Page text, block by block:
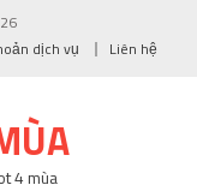
dịch vụ Liên hệ
4 mùa